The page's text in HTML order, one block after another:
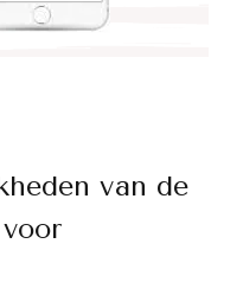
van de